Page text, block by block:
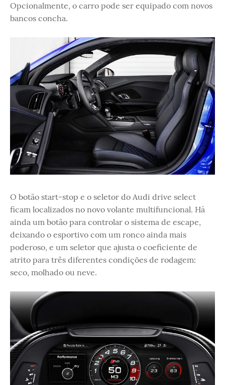
Opcionalmente, o carro pode ser equipado com novos
bancos concha.
O botão start-stop e o seletor do Audi drive select
ficam localizados no novo volante multifuncional. Há
ainda um botão para controlar o sistema de escape,
deixando o esportivo com um ronco ainda mais
poderoso, e um seletor que ajusta o coeficiente de
atrito para três diferentes condições de rodagem:
seco, molhado ou neve.